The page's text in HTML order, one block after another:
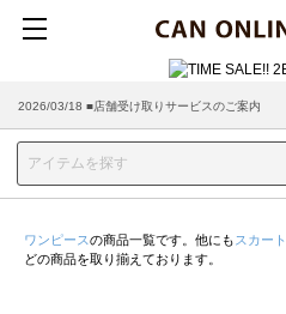
2026/03/18 ■店舗受け取りサービスのご案内
ワンピースの商品一覧です。他にも スカート
どの商品を取り揃えております。